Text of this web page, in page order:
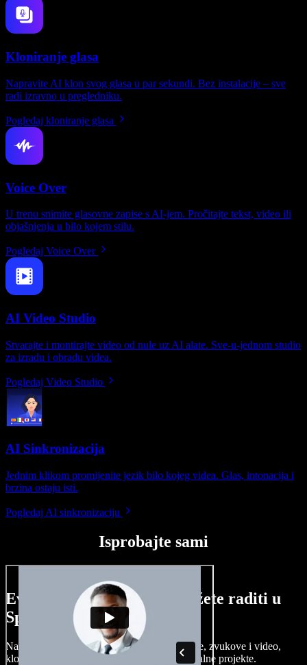
Kloniranje glasa
Napravite AI klon svog glasa u par sekundi. Bez instalacije – sve
radi izravno u pregledniku.
Pogledaj kloniranje glasa
Voice Over
U trenu snimite glasovne zapise s AI-jem. Pročitajte tekst, video ili
objašnjenja u bilo kojem stilu.
Pogledaj Voice Over
AI Video Studio
Stvarajte i montirajte video od nule uz AI alate. Sve-u-jednom studio
za izradu i obradu videa.
Pogledaj Video Studio
AI Sinkronizacija
Jednim klikom promijenite jezik bilo kojeg videa. Glas, intonacija i
brzina ostaju isti.
Pogledaj AI sinkronizaciju
Isprobajte sami
Evo malog pregleda što možete raditi u
Speechify Studiju.
Napravite voice overe, dodajte besplatne slike, zvukove i video,
klonirajte svoj glas i složite sjajne audio-vizualne projekte.